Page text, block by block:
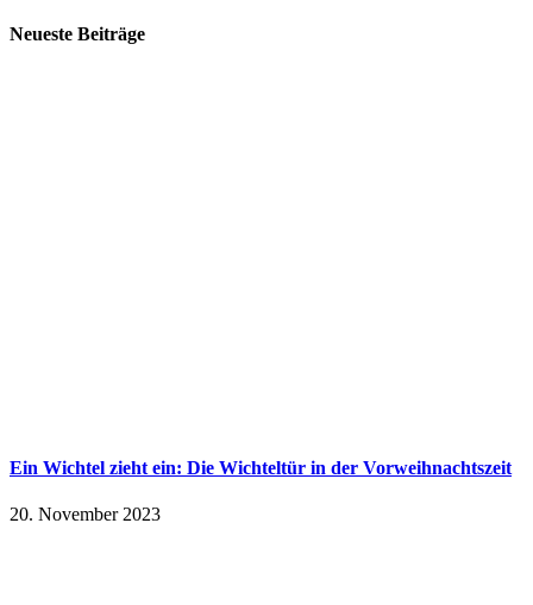
Neueste Beiträge
Ein Wichtel zieht ein: Die Wichteltür in der Vorweihnachtszeit
20. November 2023